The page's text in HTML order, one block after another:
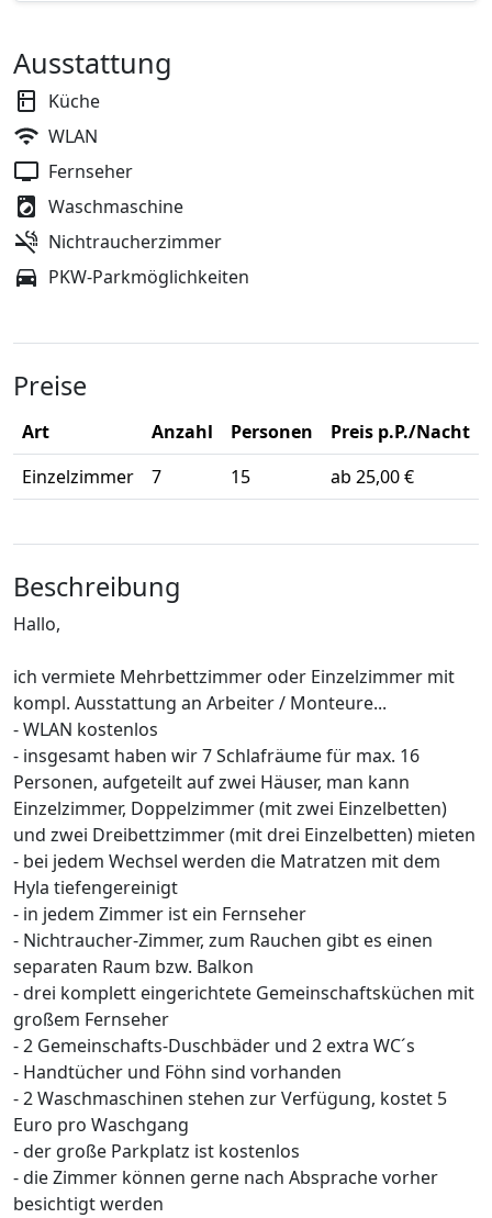
Ausstattung
Küche
WLAN
Fernseher
Waschmaschine
Nichtraucherzimmer
PKW-Parkmöglichkeiten
Preise
Art Anzahl Personen
Preis p.P./Nacht
Einzelzimmer
7 15 ab 25,00 €
Beschreibung
Hallo,
ich vermiete Mehrbettzimmer oder Einzelzimmer mit
kompl. Ausstattung an Arbeiter / Monteure...
- WLAN kostenlos
- insgesamt haben wir 7 Schlafräume für max. 16
Personen, aufgeteilt auf zwei Häuser, man kann
Einzelzimmer, Doppelzimmer (mit zwei Einzelbetten)
und zwei Dreibettzimmer (mit drei Einzelbetten) mieten
- bei jedem Wechsel werden die Matratzen mit dem
Hyla tiefengereinigt
- in jedem Zimmer ist ein Fernseher
- Nichtraucher-Zimmer, zum Rauchen gibt es einen
separaten Raum bzw. Balkon
- drei komplett eingerichtete Gemeinschaftsküchen mit
großem Fernseher
- 2 Gemeinschafts-Duschbäder und 2 extra WC´s
- Handtücher und Föhn sind vorhanden
- 2 Waschmaschinen stehen zur Verfügung, kostet 5
Euro pro Waschgang
- der große Parkplatz ist kostenlos
- die Zimmer können gerne nach Absprache vorher
besichtigt werden